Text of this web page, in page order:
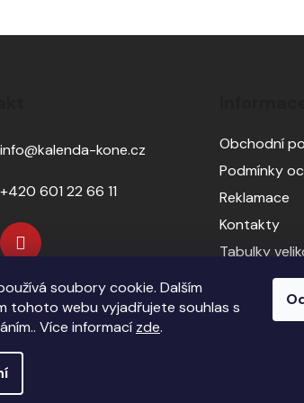
soubory cookie. Dalším
tohoto webu vyjadřujete souhlas s
Více informací zde.
info@kalenda-kone.cz
+420 601 22 66 11
Obchodní
Podmínky
Reklamace
Kontakty
Tabulky
Sedlářský
Pasování
práva vyhrazena.